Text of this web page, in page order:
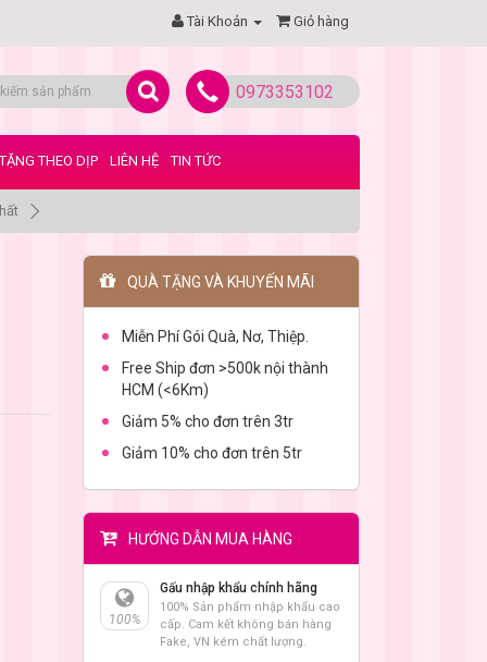
Tài Khoản Giỏ hàng
0973353102
THEO DỊP LIÊN HỆ TIN TỨC
QUÀ TẶNG VÀ KHUYẾN MÃI
Miễn Phí Gói Quà, Nơ, Thiệp.
Free Ship đơn >500k nội thành
HCM (<6Km)
Giảm 5% cho đơn trên 3tr
Giảm 10% cho đơn trên 5tr
HƯỚNG DẪN MUA HÀNG
100%
Gấu nhập khẩu chính hãng
100% Sản phẩm nhập khẩu cao
cấp. Cam kết không bán hàng
Fake, VN kém chất lượng.